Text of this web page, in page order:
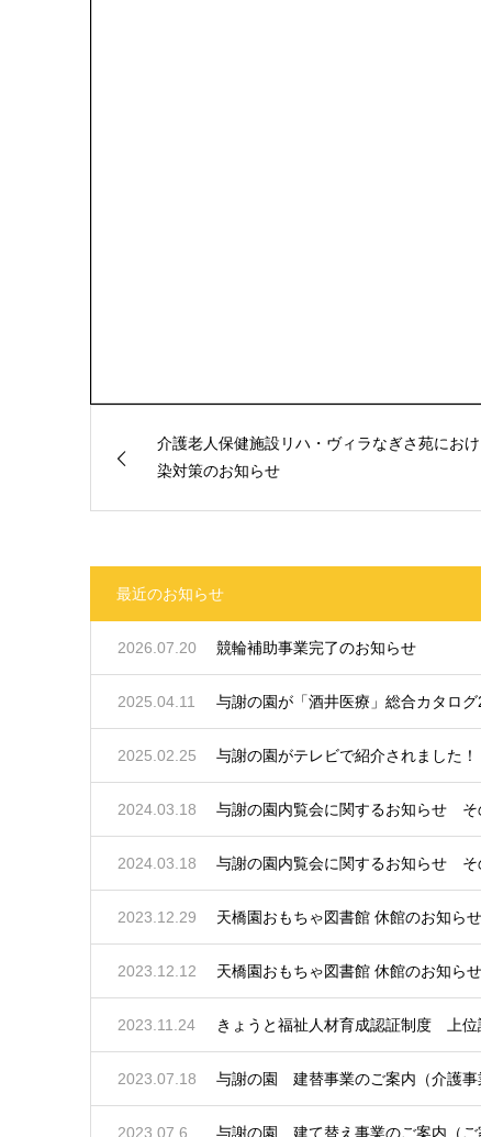
介護老人保健施設リハ・ヴィラなぎさ苑にお
染対策のお知らせ
最近のお知らせ
競輪補助事業完了のお知らせ
2026.07.20
与謝の園が「酒井医療」総合カタログ
2025.04.11
与謝の園がテレビで紹介されました！
2025.02.25
与謝の園内覧会に関するお知らせ
2024.03.18
与謝の園内覧会に関するお知らせ
2024.03.18
天橋園おもちゃ図書館 休館のお知らせ
2023.12.29
天橋園おもちゃ図書館 休館のお知らせ
2023.12.12
きょうと福祉人材育成認証制度 上位
2023.11.24
与謝の園 建替事業のご案内（介護事
2023.07.18
与謝の園 建て替え事業のご案内（ご
2023.07.6